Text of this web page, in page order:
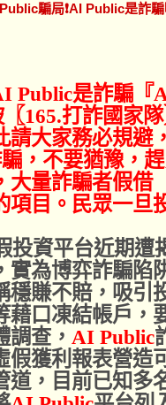
騙局❗AI Public是詐騙
Public是詐騙『
165.打詐國家
請大家務必規避
，不要猶豫，
大量詐騙者假借
項目。民眾一旦
投資平台近期遭
實為博弈詐騙陷
穩賺不賠，吸引
藉口凍結帳戶，
調查， AI Public
假獲利報表營造
道，目前已知多